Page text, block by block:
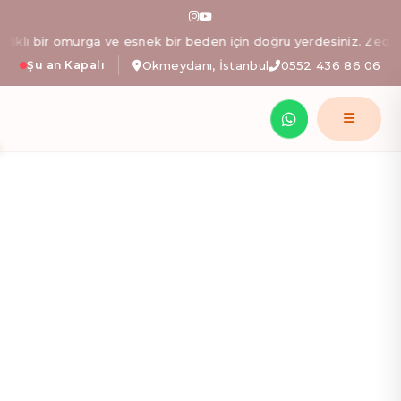
Zeo Pilates: İstanbul
Zeynep Işıklı yönetimindeki Zeo Pilates
bir omurga ve esnek bir beden için doğru yerdesiniz. Zeo
Şu an Kapalı Okmeydanı, İstanbul 0552 436 86 06